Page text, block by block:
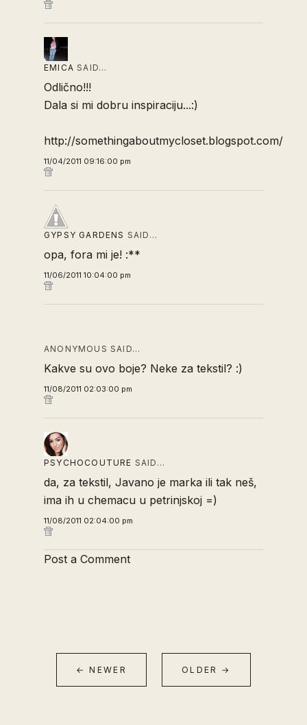
EMICA SAID…
Odlično!!!
Dala si mi dobru inspiraciju...:)
http://somethingaboutmycloset.blogspot.com/
11/04/2011 09:16:00 pm
GYPSY GARDENS SAID…
opa, fora mi je! :**
11/06/2011 10:04:00 pm
ANONYMOUS SAID…
Kakve su ovo boje? Neke za tekstil? :)
11/08/2011 02:03:00 pm
PSYCHOCOUTURE SAID…
da, za tekstil, Javano je marka ili tak neš,
ima ih u chemacu u petrinjskoj =)
11/08/2011 02:04:00 pm
Post a Comment
← NEWER OLDER →